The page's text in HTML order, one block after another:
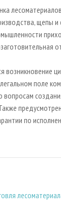
щепы
поле
по